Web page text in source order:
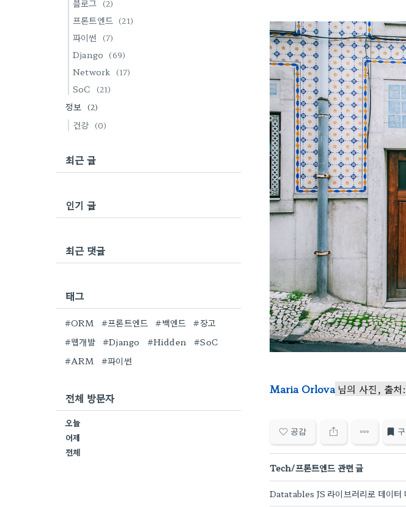
Maria Orlova 님의 사진, 출처:
공감
Tech/프론트엔드 관련 글
Datatables JS 라이브러리로 데이터
블로그 (2)
프론트엔드 (21)
파이썬 (7)
Django (69)
Network (17)
SoC (21)
정보 (2)
건강 (0)
최근 글
인기 글
최근 댓글
태그
#ORM #프론트엔드 #백엔드
#장고
#웹개발
#Django #Hidden
#SoC
#ARM
#파이썬
전체 방문자
오늘
어제
전체